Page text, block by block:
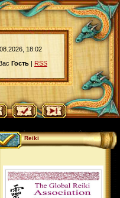
18:02
Гость | RSS
Reiki